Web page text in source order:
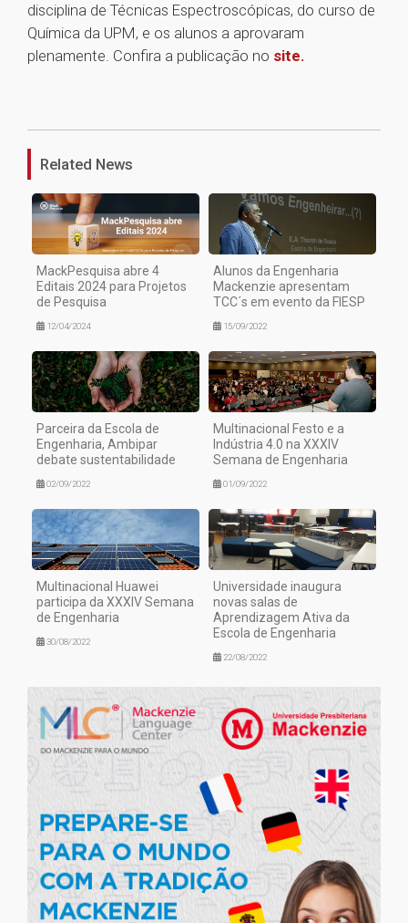
disciplina de Técnicas Espectroscópicas, do curso de
Química da UPM, e os alunos a aprovaram
plenamente. Confira a publicação no site.
Related News
MackPesquisa abre 4
Editais 2024 para Projetos
de Pesquisa
12/04/2024
Alunos da Engenharia
Mackenzie apresentam
TCC´s em evento da FIESP
15/09/2022
Parceira da Escola de
Engenharia, Ambipar
debate sustentabilidade
02/09/2022
Multinacional Festo e a
Indústria 4.0 na XXXIV
Semana de Engenharia
01/09/2022
Multinacional Huawei
participa da XXXIV Semana
de Engenharia
30/08/2022
Universidade inaugura
novas salas de
Aprendizagem Ativa da
Escola de Engenharia
22/08/2022